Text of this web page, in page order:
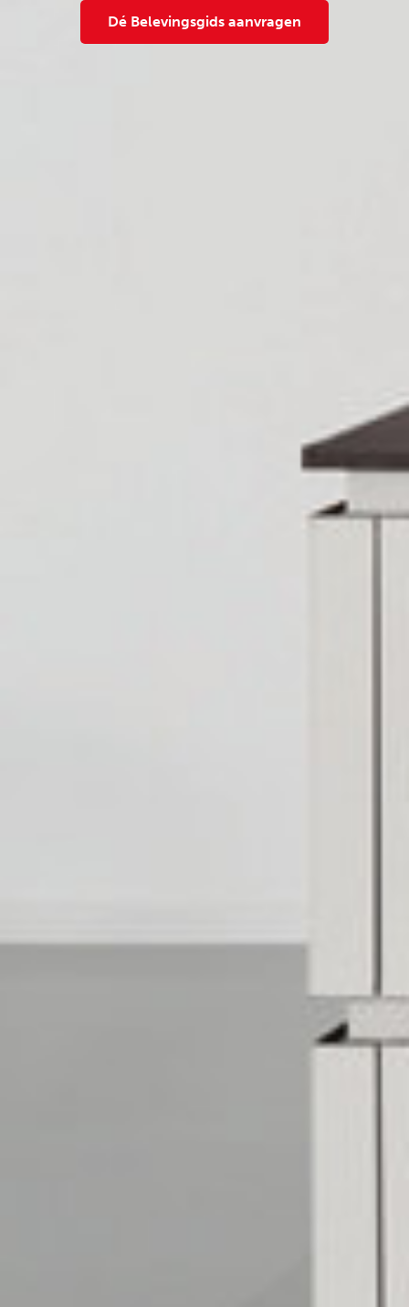
Dé Belevingsgids aanvragen